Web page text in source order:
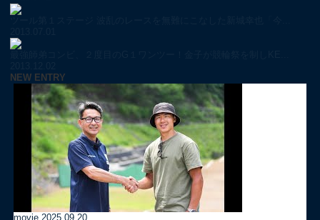
NEW ENTRY
movie 2025.09.20